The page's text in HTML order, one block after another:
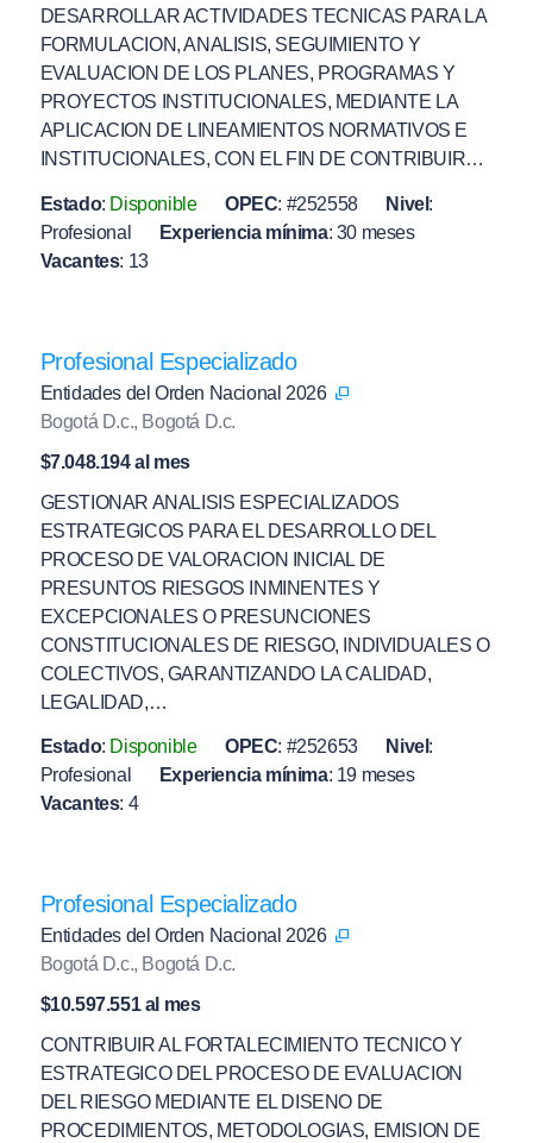
DESARROLLAR ACTIVIDADES TECNICAS PARA LA
FORMULACION, ANALISIS, SEGUIMIENTO Y
EVALUACION DE LOS PLANES, PROGRAMAS Y
PROYECTOS INSTITUCIONALES, MEDIANTE LA
APLICACION DE LINEAMIENTOS NORMATIVOS E
INSTITUCIONALES, CON EL FIN DE CONTRIBUIR…
Estado: Disponible OPEC: #252558 Nivel :
Profesional
Experiencia mínima: 30 meses
Vacantes: 13
Profesional Especializado
Entidades del Orden Nacional 2026
Bogotá D.c., Bogotá D.c.
$7.048.194 al mes
GESTIONAR ANALISIS ESPECIALIZADOS
ESTRATEGICOS PARA EL DESARROLLO DEL
PROCESO DE VALORACION INICIAL DE
PRESUNTOS RIESGOS INMINENTES Y
EXCEPCIONALES O PRESUNCIONES
CONSTITUCIONALES DE RIESGO, INDIVIDUALES O
COLECTIVOS, GARANTIZANDO LA CALIDAD,
LEGALIDAD,…
Estado: Disponible OPEC: #252653 Nivel :
Profesional
Experiencia mínima: 19 meses
Vacantes: 4
Profesional Especializado
Entidades del Orden Nacional 2026
Bogotá D.c., Bogotá D.c.
$10.597.551 al mes
CONTRIBUIR AL FORTALECIMIENTO TECNICO Y
ESTRATEGICO DEL PROCESO DE EVALUACION
DEL RIESGO MEDIANTE EL DISENO DE
PROCEDIMIENTOS, METODOLOGIAS, EMISION DE